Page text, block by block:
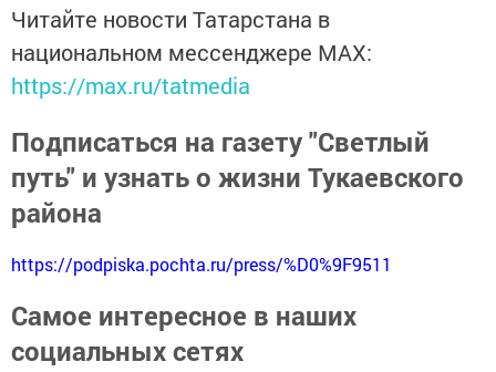
Читайте новости Татарстана в
национальном мессенджере MАХ:
https://max.ru/tatmedia
Подписаться на газету "Светлый
путь" и узнать о жизни Тукаевского
района
https://podpiska.pochta.ru/press/%D0%9F9511
Самое интересное в наших
социальных сетях